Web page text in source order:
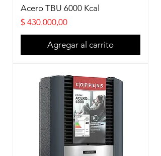
Acero TBU 6000 Kcal
Precio
$ 430.000,00
Agregar al carrito